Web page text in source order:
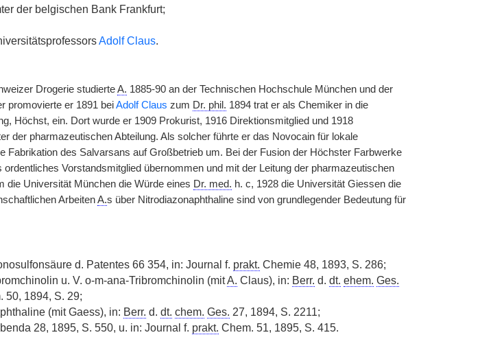
der belgischen Bank Frankfurt;
Adolf Claus.
Drogerie studierteA. 1885-90 an der Technischen Hochschule München und der
promovierte er 1891 beiAdolf Claus zum Dr. phil. 1894 trat er als Chemiker in die
Höchst, ein. Dort wurde er 1909 Prokurist, 1916 Direktionsmitglied und 1918
der pharmazeutischen Abteilung. Als solcher führte er das Novocain für lokale
Fabrikation des Salvarsans auf Großbetrieb um. Bei der Fusion der Höchster Farbwerke
ordentliches Vorstandsmitglied übernommen und mit der Leitung der pharmazeutischen
die Universität München die Würde eines Dr. med. h. c, 1928 die Universität Giessen die
ArbeitenA.s über Nitrodiazonaphthaline sind von grundlegender Bedeutung für
d. Patentes 66 354, in: Journal f. prakt. Chemie 48, 1893, S. 286;
u. V. o-m-ana-Tribromchinolin (mitA. Claus), in: Berr. d. dt. ehem. Ges.
50, 1894, S. 29;
(mit Gaess), in: Berr. d. dt. chem. Ges. 27, 1894, S. 2211;
28, 1895, S. 550, u. in: Journal f. prakt. Chem. 51, 1895, S. 415.